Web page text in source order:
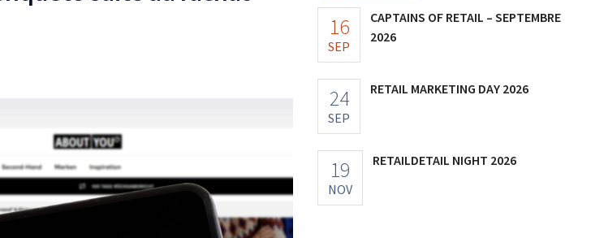
16
SEP
CAPTAINS OF RETAIL – SEPTEMBRE
2026
24
SEP
RETAIL MARKETING DAY 2026
19
NOV
RETAILDETAIL NIGHT 2026